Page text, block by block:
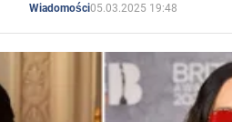
Wiadomości05.03.2025 19:48